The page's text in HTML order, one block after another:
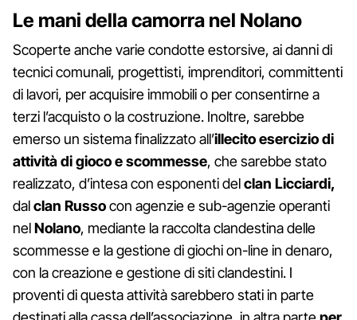
Le mani della camorra nel Nolano
Scoperte anche varie condotte estorsive, ai danni di
tecnici comunali, progettisti, imprenditori, committenti
di lavori, per acquisire immobili o per consentirne a
terzi l’acquisto o la costruzione. Inoltre, sarebbe
emerso un sistema finalizzato all’illecito esercizio di
attività di gioco e scommesse, che sarebbe stato
realizzato, d’intesa con esponenti delclan Licciardi,
dalclan Russocon agenzie e sub-agenzie operanti
nelNolano, mediante la raccolta clandestina delle
scommesse e la gestione di giochi on-line in denaro,
con la creazione e gestione di siti clandestini. I
proventi di questa attività sarebbero stati in parte